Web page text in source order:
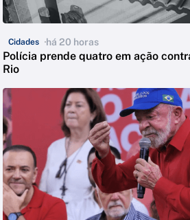
Cidades há 20 horas
Polícia prende quatro em ação
Rio